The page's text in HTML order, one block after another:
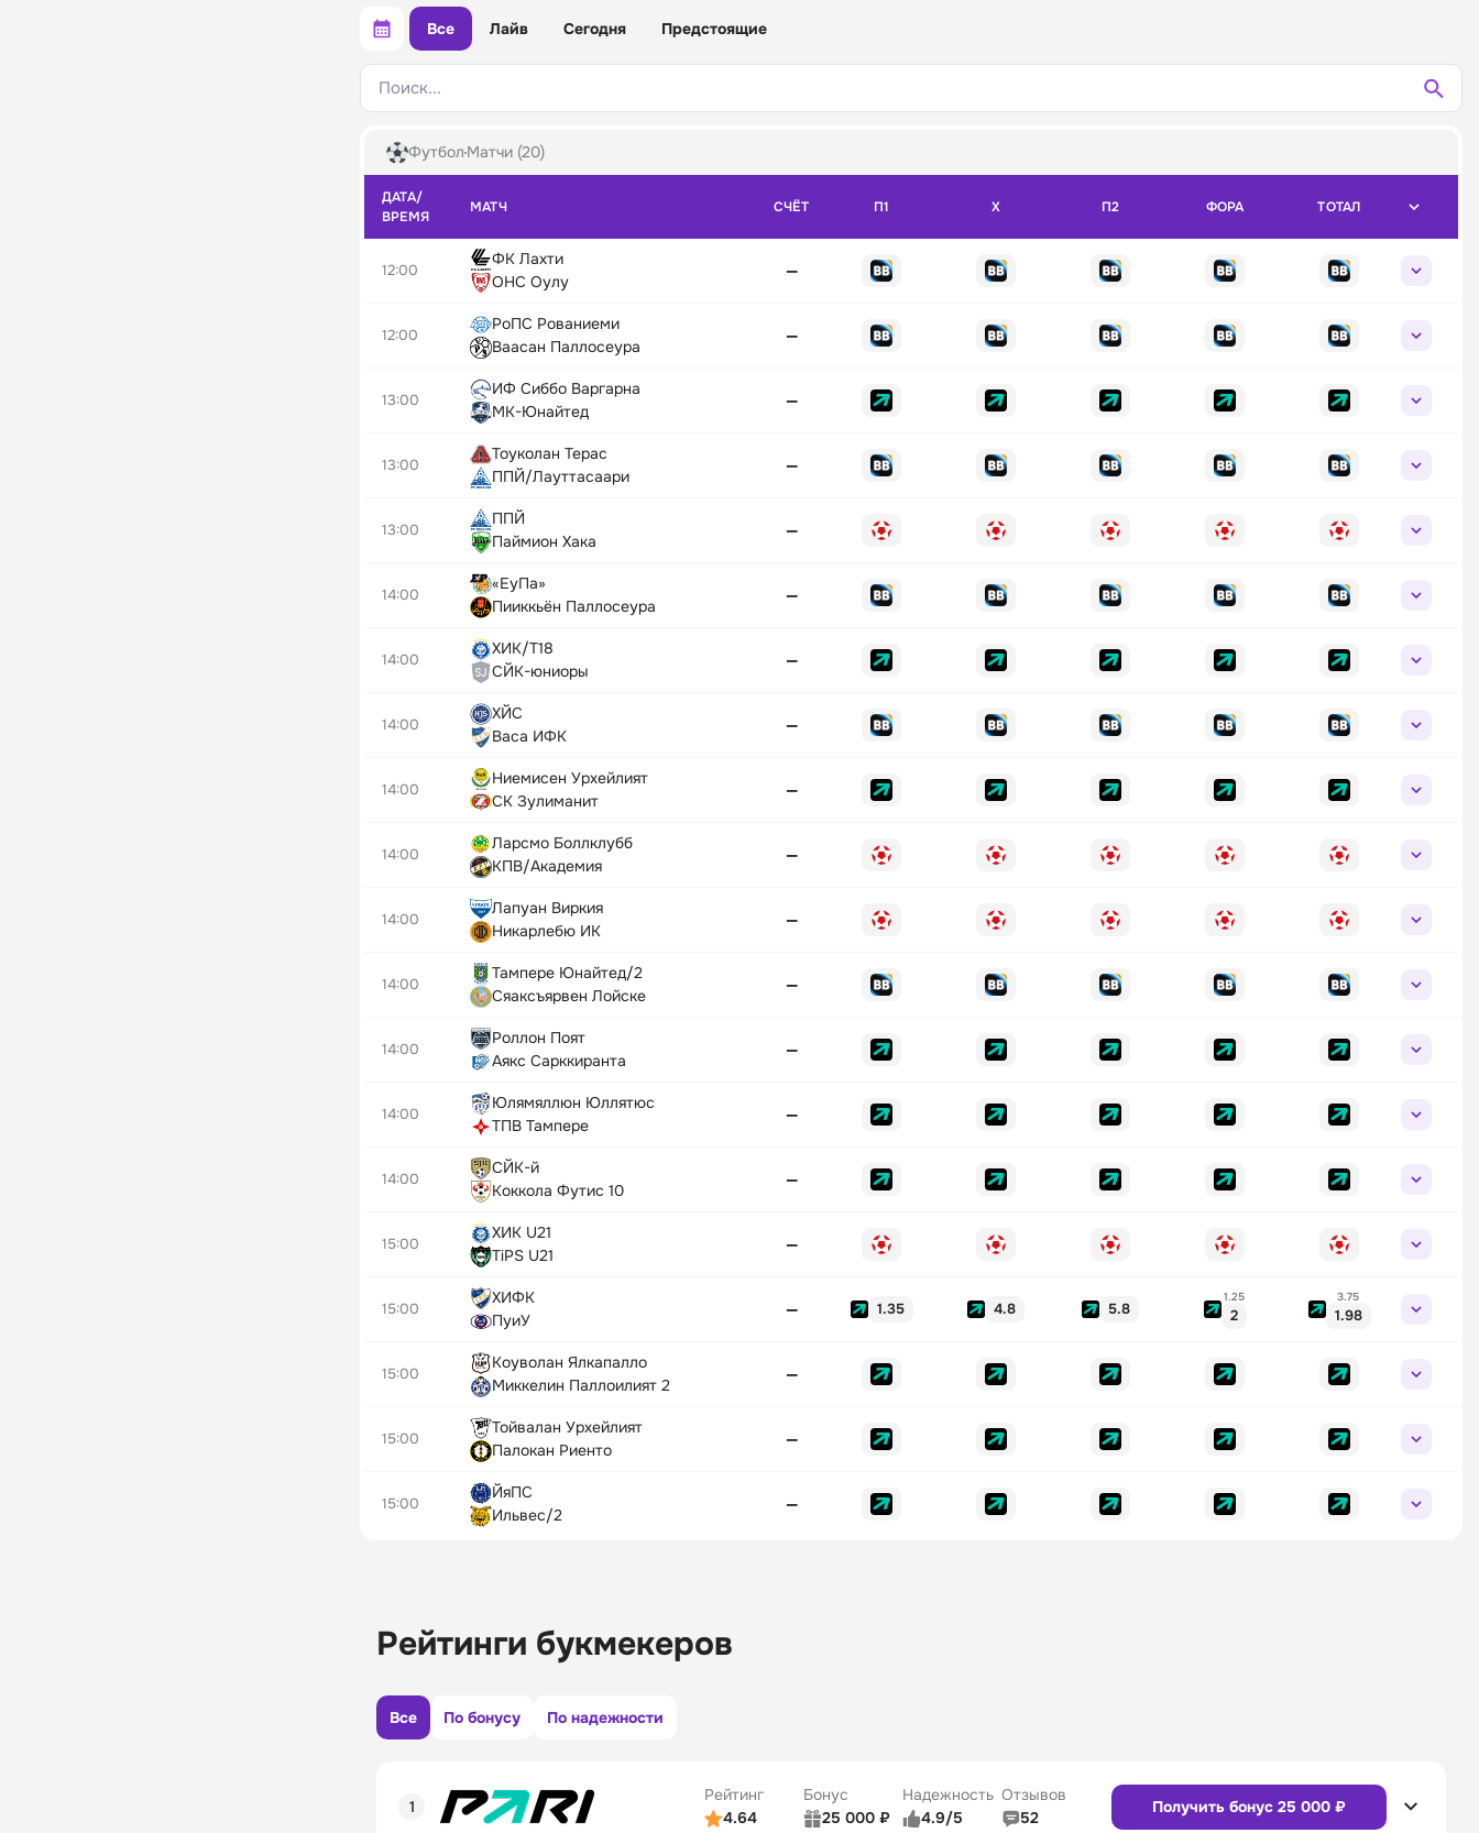
Все Лайв Сегодня Предстоящие
Поиск...
Футбол Матчи (20)
ДАТА/
ВРЕМЯ
МАТЧ СЧЁТ П1 X П2 ФОРА ТОТАЛ
12:00
ФК Лахти
ОНС Оулу
—
12:00
РоПС Рованиеми
Ваасан Паллосеура
—
13:00
ИФ Сиббо Варгарна
МК-Юнайтед
—
13:00
Тоуколан Терас
ППЙ/Лауттасаари
—
13:00
ППЙ
Паймион Хака
—
14:00
«ЕуПа»
Пииккьëн Паллосеура
—
14:00
ХИК/T18
СЙК-юниоры
—
14:00
ХЙС
Васа ИФК
—
14:00
Ниемисен Урхейлият
СК Зулиманит
—
14:00
Ларсмо Боллклубб
КПВ/Академия
—
14:00
Лапуан Виркия
Никарлебю ИК
—
14:00
Тампере Юнайтед/2
Сяаксъярвен Лойске
—
14:00
Роллон Поят
Аякс Сарккиранта
—
14:00
Юлямяллюн Юллятюс
ТПВ Тампере
—
14:00
СЙК-й
Коккола Футис 10
—
15:00
ХИК U21
TiPS U21
—
15:00
ХИФК
ПуиУ
— 1.35 4.8 5.8
1.25
2
3.75
1.98
15:00
Коуволан Ялкапалло
Миккелин Паллоилият 2
—
15:00
Тойвалан Урхейлият
Палокан Риенто
—
15:00
ЙяПС
Ильвес/2
—
Рейтинги букмекеров
Все По бонусу По надежности
Рейтинг
4.64
Бонус
25 000 ₽
Надежность
4.9/5
Отзывов
52
Получить бонус 25 000 ₽